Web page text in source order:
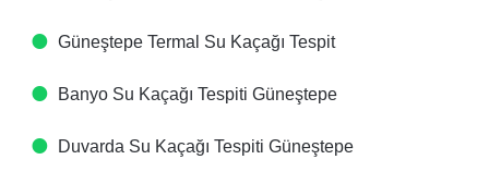
Güneştepe Termal Su Kaçağı Tespit ​
Banyo Su Kaçağı Tespiti​ Güneştepe
Duvarda Su Kaçağı Tespiti​ Güneştepe